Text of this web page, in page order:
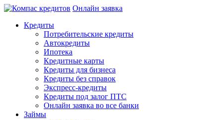
Онлайн заявка
Кредиты
Потребительские кредиты
Автокредиты
Ипотека
Кредитные карты
Кредиты для бизнеса
Кредиты без справок
Экспресс-кредиты
Кредиты под залог ПТС
Онлайн заявка во все банки
Займы